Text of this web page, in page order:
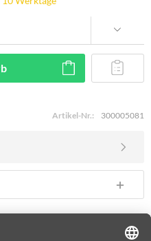
Artikel-Nr.: 300005081